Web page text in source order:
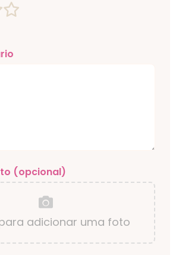
(opcional)
adicionar uma foto